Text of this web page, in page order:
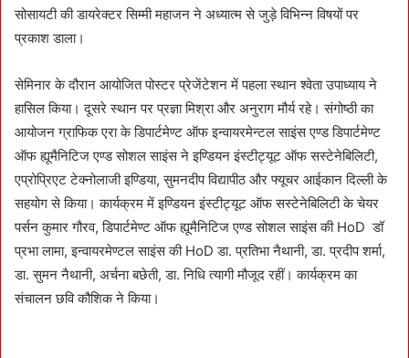
सोसायटी की डायरेक्टर सिम्मी महाजन ने अध्यात्म से जुड़े विभिन्न विषयों पर
प्रकाश डाला।
सेमिनार के दौरान आयोजित पोस्टर प्रेजेंटेशन में पहला स्थान श्वेता उपाध्याय ने
हासिल किया। दूसरे स्थान पर प्रज्ञा मिश्रा और अनुराग मौर्य रहे। संगोष्ठी का
आयोजन ग्राफिक एरा के डिपार्टमेण्ट ऑफ इन्वायरमेन्टल साइंस एण्ड डिपार्टमेण्ट
ऑफ ह्यूमैनिटिज एण्ड सोशल साइंस ने इण्डियन इंस्टीट्यूट ऑफ सस्टेनेबिलिटी,
एप्रोप्रिएट टेक्नोलाजी इण्डिया, सुमनदीप विद्यापीठ और फ्यूचर आईकान दिल्ली के
सहयोग से किया। कार्यक्रम में इण्डियन इंस्टीट्यूट ऑफ सस्टेनेबिलिटी के चेयर
पर्सन कुमार गौरव, डिपार्टमेण्ट ऑफ ह्यूमैनिटिज एण्ड सोशल साइंस की HoD डॉ
प्रभा लामा, इन्वायरमेण्टल साइंस की HoD डा. प्रतिभा नैथानी, डा. प्रदीप शर्मा,
डा. सुमन नैथानी, अर्चना बछेती, डा. निधि त्यागी मौजूद रहीं। कार्यक्रम का
संचालन छवि कौशिक ने किया।